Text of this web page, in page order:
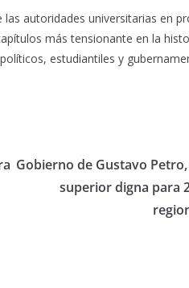
autoridades universitarias en
más tensionante en la
estudiantiles y
Gobierno de Gustavo
superior digna para